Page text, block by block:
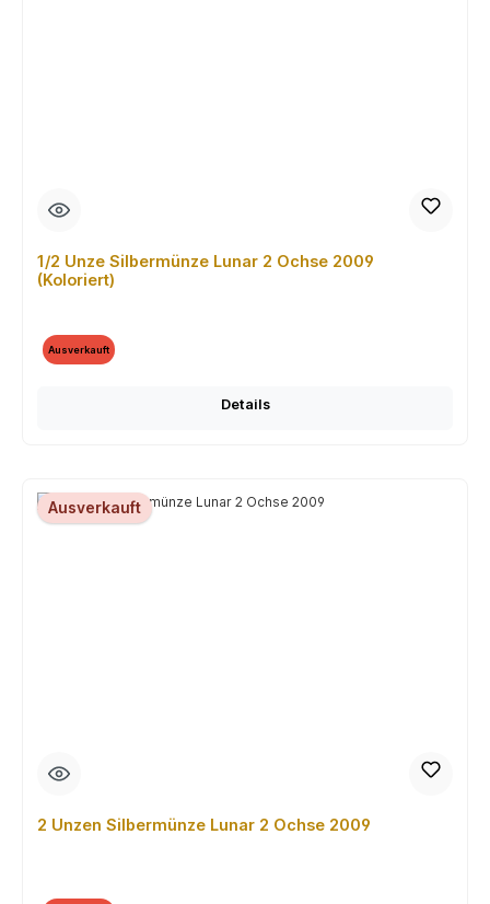
1/2 Unze Silbermünze Lunar 2 Ochse 2009
(Koloriert)
Ausverkauft
Details
Ausverkauft
2 Unzen Silbermünze Lunar 2 Ochse 2009